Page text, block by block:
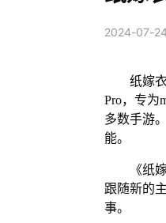
2024-07-24
纸嫁
Pro，专为
多数手游
能。
《纸
跟随新的
事。